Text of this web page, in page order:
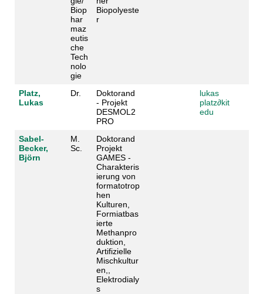
Biop
har
maz
eutis
che
Tech
nolo
gie
Biopolyeste
r
Platz,
Lukas
Dr.
Doktorand
- Projekt
DESMOL2
PRO
lukas
platz∂kit
edu
Sabel-
Becker,
Björn
M.
Sc.
Doktorand
Projekt
GAMES -
Charakteris
ierung von
formatotrop
hen
Kulturen,
Formiatbas
ierte
Methanpro
duktion,
Artifizielle
Mischkultur
en,,
Elektrodialy
s